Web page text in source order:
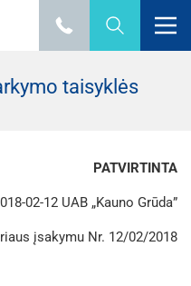
taisyklės
PATVIRTINTA
02-12 UAB „Kauno Grūda”
įsakymu Nr. 12/02/2018